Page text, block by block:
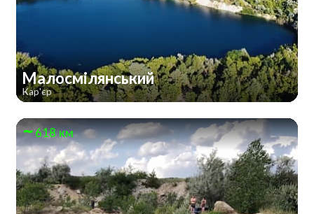
Малосмілянський
Кар'єр
618 км